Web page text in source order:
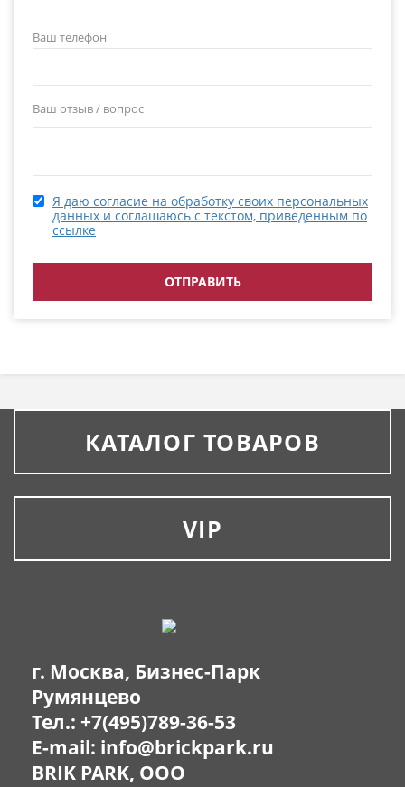
Ваш телефон
Ваш отзыв / вопрос
Я даю согласие на обработку своих персональных
данных и соглашаюсь с текстом, приведенным по
ссылке
КАТАЛОГ ТОВАРОВ
VIP
г. Москва, Бизнес-Парк
Румянцево
Тел.: +7(495)789-36-53
E-mail: info@brickpark.ru
BRIK PARK, OOO